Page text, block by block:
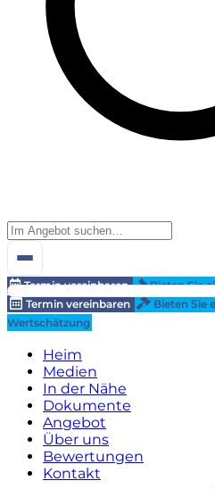
Termin vereinbaren Bieten Sie
Termin vereinbaren
Bieten Sie
Wertschätzung
Heim
Medien
In der Nähe
Dokumente
Angebot
Über uns
Bewertungen
Kontakt